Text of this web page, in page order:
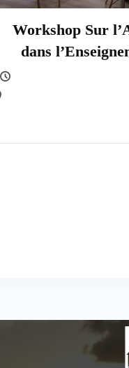
Workshop Sur
dans